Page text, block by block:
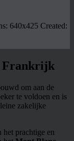
640x425 Created:
Frankrijk
om aan de
te voldoen en is
zakelijke
prachtige en